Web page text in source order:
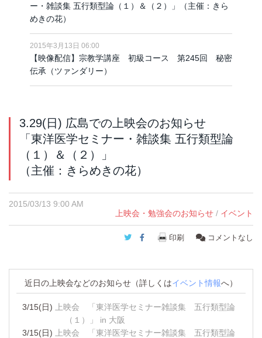
ー・雑談集 五行類型論（１）＆（２）」（主催：きら
めきの花）
2015年3月13日 06:00
【映像配信】宗教学講座 初級コース 第245回 秘密
伝承（ツァンダリー）
3.29(日) 広島での上映会のお知らせ
「東洋医学セミナー・雑談集 五行類型論
（１）＆（２）」
（主催：きらめきの花）
2015/03/13 9:00 AM
上映会・勉強会のお知らせ / イベント
Twitter
Facebook
印刷 コメントなし
近日の上映会などのお知らせ（詳しくはイベント情報へ）
3/15(日)
上映会 「東洋医学セミナー雑談集 五行類型論
（１）」 in 大阪
3/15(日)
上映会 「東洋医学セミナー雑談集 五行類型論